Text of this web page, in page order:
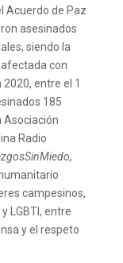
Acuerdo de Paz
asesinados
siendo la
con
entre el 1
185
Asociación
Radio
campesinos,
LGBTI, entre
y el respeto